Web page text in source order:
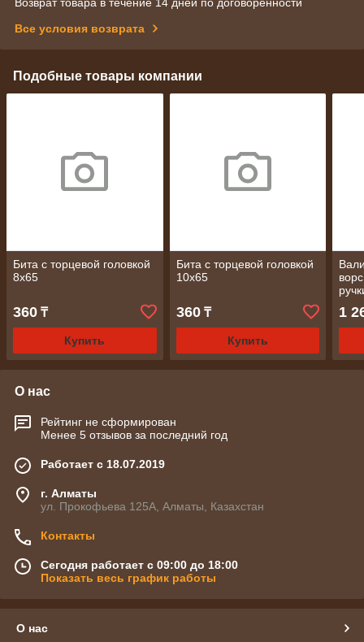
Все условия возврата
Подобные товары компании
Бита с торцевой головкой
8х65
360 ₸
Купить
Бита с торцевой головкой
10х65
360₸
Купить
1
О нас
Рейтинг не сформирован
Менее 5 отзывов за последний год
Работает с 18.07.2019
г. Алматы
ул. Прокофьева 125А, Алматы, Казахстан
Контакты
Сегодня работает с 09:00 до 18:00
Показать весь график работы
О нас